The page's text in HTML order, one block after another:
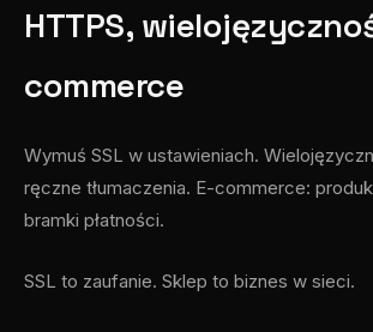
HTTPS,
commerce
Wymuś SSL w ustawieniach.
ręczne tłumaczenia. E-commerce:
bramki płatności.
SSL to zaufanie. Sklep to biznes w sieci.